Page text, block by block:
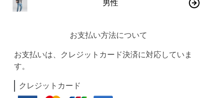
男性
お支払い方法について
お支払いは、クレジットカード決済に対応していま
す。
クレジットカード